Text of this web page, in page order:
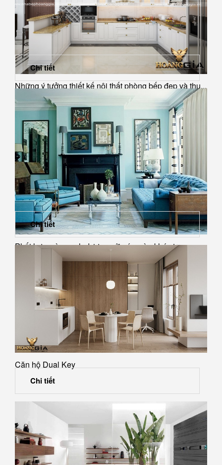
Những ý tưởng thiết kế nội thất phòng bếp đẹp và thu...
Chi tiết
Phối hợp màu xanh dương với các màu khác trong
Chi tiết
Căn hộ Dual Key
Chi tiết